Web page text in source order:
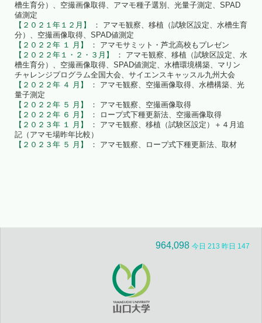
槽生育分）、空撮画像取得、アマモ種子選別、光量子測定、SPAD
値測定
【２０２１年１２月】
： アマモ観察、移植（試験区設定、水槽生育
分）、空撮画像取得、SPAD値測定
【２０２２年 １ 月】
： アマモサミット・芦北高校もプレゼン
【２０２２年１・２・３月】
： アマモ観察、移植（試験区設定、水
槽生育分）、空撮画像取得、SPAD値測定、水槽環境構築、マリン
チャレンジプログラム全国大会、サイエンスキャッスル九州大会
【２０２２年 ４ 月】
： アマモ観察、空撮画像取得、水槽構築、光
量子測定
【２０２２年 ５ 月】
： アマモ観察、空撮画像取得
【２０２２年 ６ 月】
： ロープ式下種更新法、空撮画像取得
【２０２３年 １ 月】
： アマモ観察、移植（試験区設定）＋４月追
記（アマモ場昨年比較）
【２０２３年 ５ 月】
： アマモ観察、ロープ式下種更新法、取材
964,098 今日 213 昨日 147